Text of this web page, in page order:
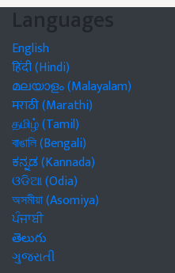
Languages
English
हिंदी (Hindi)
മലയാളം (Malayalam)
मराठी (Marathi)
தமிழ் (Tamil)
বাঙালি (Bengali)
ಕನ್ನಡ (Kannada)
ଓଡିଆ (Odia)
অসমীয়া (Asomiya)
ਪੰਜਾਬੀ
తెలుగు
ગુજરાતી